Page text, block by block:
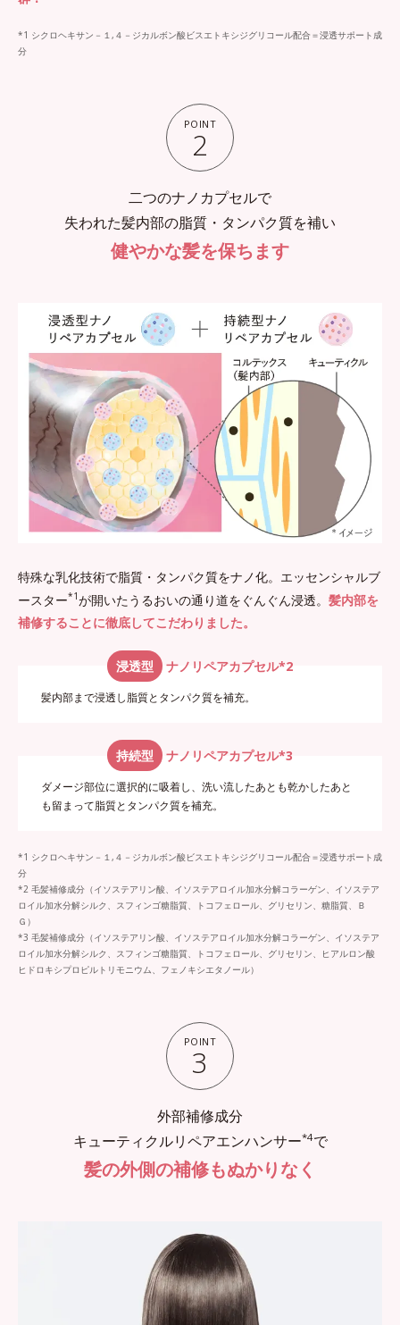
*1 シクロヘキサン－１,４－ジカルボン酸ビスエトキシジグリコール配合＝浸透サポート成
分
POINT
2
二つのナノカプセルで
失われた髪内部の脂質・タンパク質を補い
健やかな髪を保ちます
特殊な乳化技術で脂質・タンパク質をナノ化。エッセンシャルブ
ースター*1が開いたうるおいの通り道をぐんぐん浸透。 髪内部を
補修することに徹底してこだわりました。
浸透型 ナノリペアカプセル*2
髪内部まで浸透し脂質とタンパク質を補充。
持続型 ナノリペアカプセル*3
ダメージ部位に選択的に吸着し、洗い流したあとも乾かしたあと
も留まって脂質とタンパク質を補充。
*1 シクロヘキサン－１,４－ジカルボン酸ビスエトキシジグリコール配合＝浸透サポート成
分
*2 毛髪補修成分（イソステアリン酸、イソステアロイル加水分解コラーゲン、イソステア
ロイル加水分解シルク、スフィンゴ糖脂質、トコフェロール、グリセリン、糖脂質、Ｂ
Ｇ）
*3 毛髪補修成分（イソステアリン酸、イソステアロイル加水分解コラーゲン、イソステア
ロイル加水分解シルク、スフィンゴ糖脂質、トコフェロール、グリセリン、ヒアルロン酸
ヒドロキシプロピルトリモニウム、フェノキシエタノール）
POINT
3
外部補修成分
キューティクルリペアエンハンサー*4で
髪の外側の補修もぬかりなく